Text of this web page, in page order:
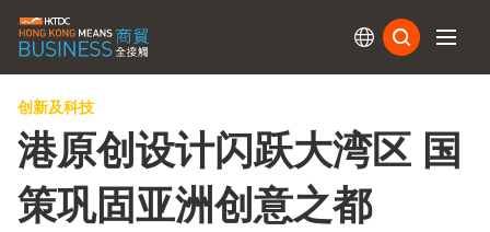
创新及科技
港原创设计闪跃大湾区 国
策巩固亚洲创意之都